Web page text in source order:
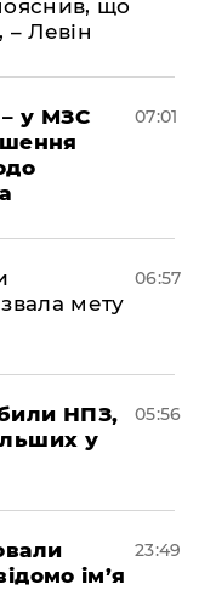
що
– Левін
у МЗС
07:01
мету
06:57
НПЗ,
у
05:56
ім’я
23:49